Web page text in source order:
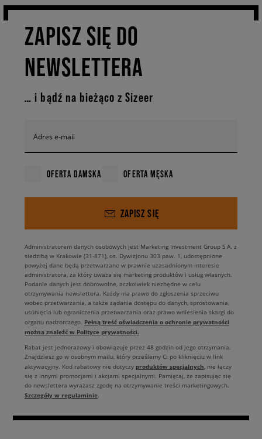
ZAPISZ SIĘ DO
NEWSLETTERA
… i bądź na bieżąco z Sizeer
Adres e-mail
OFERTA DAMSKA OFERTA MĘSKA
ZAPISZ SIĘ
Administratorem danych osobowych jest Marketing Investment Group S.A. z
siedzibą w Krakowie (31-871), os. Dywizjonu 303 paw. 1, udostępnione
powyżej dane będą przetwarzane w prawnie uzasadnionym interesie
administratora, za który uważa się marketing produktów i usług własnych.
Podanie danych jest dobrowolne, aczkolwiek niezbędne w celu
otrzymywania newslettera. Każdy ma prawo do zgłoszenia sprzeciwu
wobec przetwarzania, a także żądania dostępu do danych, sprostowania,
usunięcia lub ograniczenia przetwarzania oraz prawo wniesienia skargi do
organu nadzorczego. Pełną treść oświadczenia o ochronie prywatności
można znaleźć w Polityce prywatności.
Rabat jest jednorazowy i obowiązuje przez 48 godzin od jego otrzymania.
Znajdziesz go w osobnym mailu, który prześlemy Ci po kliknięciu w link
aktywacyjny. Kod rabatowy nie dotyczy produktów specjalnych, nie łączy
się z innymi promocjami i akcjami specjalnymi. Pamiętaj, że zapisując się
do newslettera wyrażasz zgodę na otrzymywanie treści marketingowych.
Szczegóły w regulaminie.